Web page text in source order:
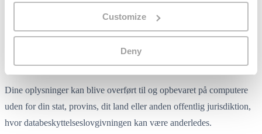
Customize
Deny
markedsføringsformål. Alle tredjeparter er kontraktligt forpligtet til at
beskytte dine oplysninger og må kun bruge dem til angivne formål.
7. Overførsel og opbevaring af data
Dine oplysninger kan blive overført til og opbevaret på computere
uden for din stat, provins, dit land eller anden offentlig jurisdiktion,
hvor databeskyttelseslovgivningen kan være anderledes.